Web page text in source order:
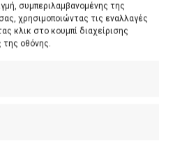
συμπεριλαμβανομένης της
χρησιμοποιώντας τις εναλλαγές
κλικ στο κουμπί διαχείρισης
οθόνης.